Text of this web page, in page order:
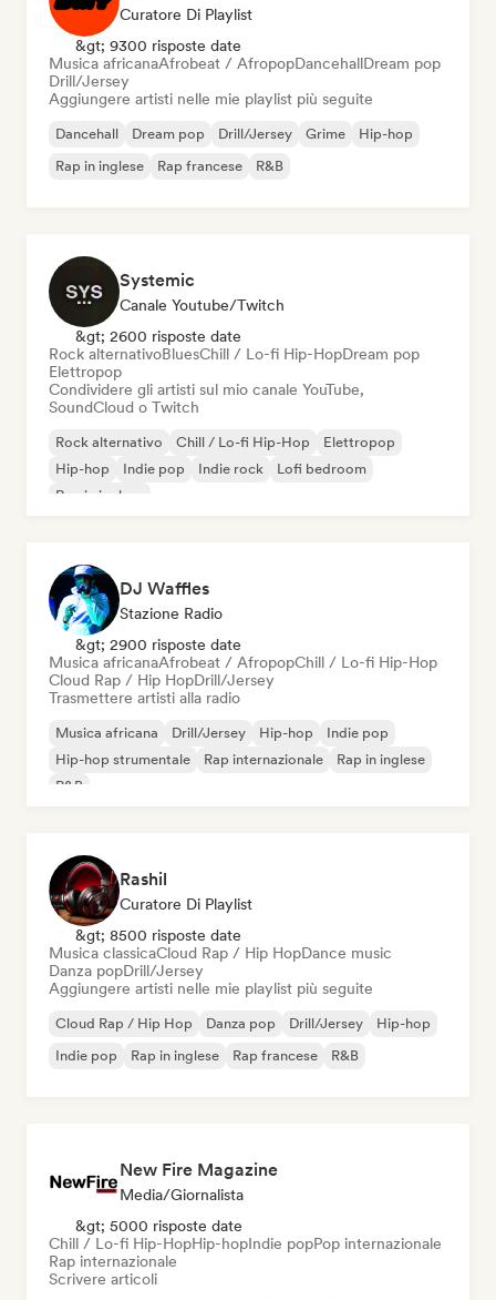
Curatore Di Playlist
&gt; 9300 risposte date
Musica africanaAfrobeat / AfropopDancehallDream pop
Drill/Jersey
Aggiungere artisti nelle mie playlist più seguite
Dancehall Dream pop Drill/Jersey Grime
Hip-hop
Rap in inglese
Rap francese R&B
Systemic
Canale Youtube/Twitch
&gt; 2600 risposte date
Rock alternativoBluesChill / Lo-fi Hip-HopDream pop
Elettropop
Condividere gli artisti sul mio canale YouTube,
SoundCloud o Twitch
Rock alternativo Chill / Lo-fi Hip-Hop
Elettropop
Hip-hop
Indie pop Indie rock
Lofi bedroom
Rap in inglese
DJ Waffles
Stazione Radio
&gt; 2900 risposte date
Musica africanaAfrobeat / AfropopChill / Lo-fi Hip-Hop
Cloud Rap / Hip HopDrill/Jersey
Trasmettere artisti alla radio
Musica africana Drill/Jersey Hip-hop
Indie pop
Hip-hop strumentale
Rap internazionale
Rap in inglese
R&B
Rashil
Curatore Di Playlist
&gt; 8500 risposte date
Musica classicaCloud Rap / Hip HopDance music
Danza popDrill/Jersey
Aggiungere artisti nelle mie playlist più seguite
Cloud Rap / Hip Hop Danza pop Drill/Jersey
Hip-hop
Indie pop
Rap in inglese Rap francese R&B
New Fire Magazine
Media/Giornalista
&gt; 5000 risposte date
Chill / Lo-fi Hip-HopHip-hopIndie popPop internazionale
Rap internazionale
Scrivere articoli